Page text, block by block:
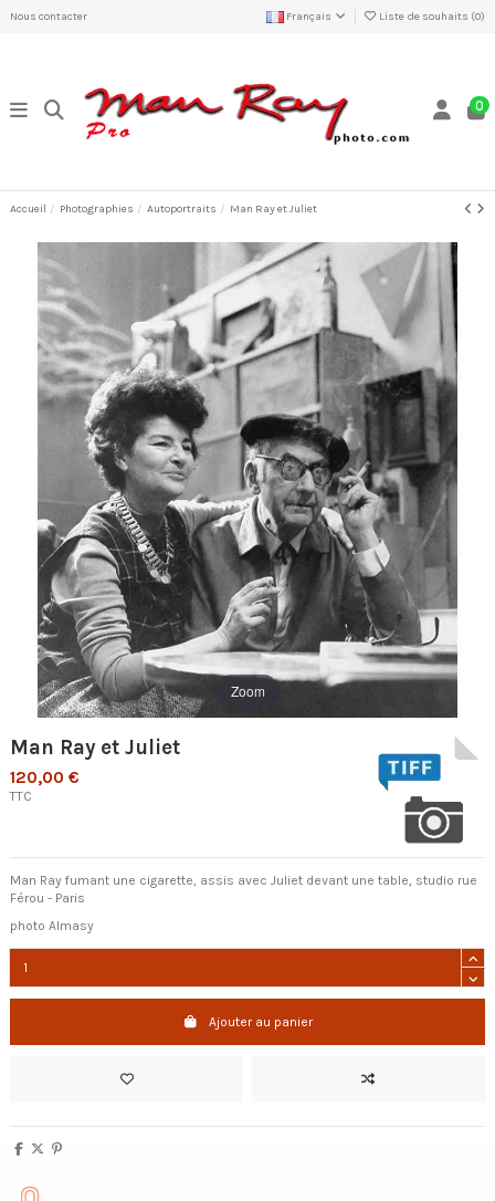
Nous contacter Français Liste de souhaits (0)
0
Accueil Photographies Autoportraits Man Ray et Juliet
Zoom
Man Ray et Juliet
120,00 €
TTC
Man Ray fumant une cigarette, assis avec Juliet devant une table, studio rue
Férou - Paris
photo Almasy
Ajouter au panier